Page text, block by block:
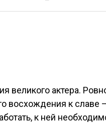
великого актера.
восхождения к славе
к ней